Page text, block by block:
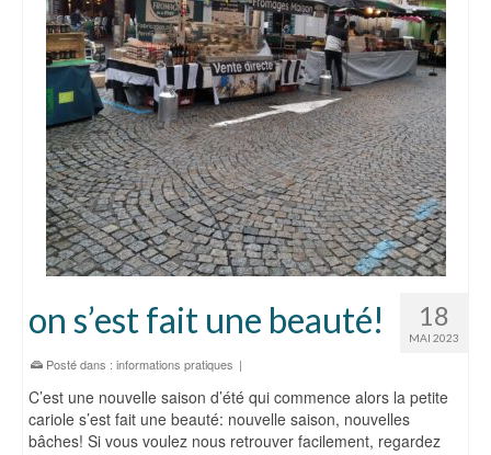
18
MAI 2023
on s’est fait une beauté!
Posté dans : informations pratiques |
C’est une nouvelle saison d’été qui commence alors la petite
cariole s’est fait une beauté: nouvelle saison, nouvelles
bâches! Si vous voulez nous retrouver facilement, regardez